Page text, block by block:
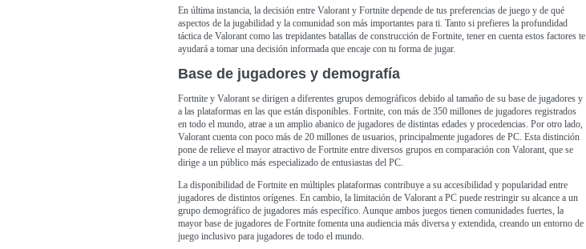
En última instancia, la decisión entre Valorant y Fortnite depende de tus preferencias de juego y de qué
aspectos de la jugabilidad y la comunidad son más importantes para ti. Tanto si prefieres la profundidad
táctica de Valorant como las trepidantes batallas de construcción de Fortnite, tener en cuenta estos factores te
ayudará a tomar una decisión informada que encaje con tu forma de jugar.
Base de jugadores y demografía
Fortnite y Valorant se dirigen a diferentes grupos demográficos debido al tamaño de su base de jugadores y
a las plataformas en las que están disponibles. Fortnite, con más de 350 millones de jugadores registrados
en todo el mundo, atrae a un amplio abanico de jugadores de distintas edades y procedencias. Por otro lado,
Valorant cuenta con poco más de 20 millones de usuarios, principalmente jugadores de PC. Esta distinción
pone de relieve el mayor atractivo de Fortnite entre diversos grupos en comparación con Valorant, que se
dirige a un público más especializado de entusiastas del PC.
La disponibilidad de Fortnite en múltiples plataformas contribuye a su accesibilidad y popularidad entre
jugadores de distintos orígenes. En cambio, la limitación de Valorant a PC puede restringir su alcance a un
grupo demográfico de jugadores más específico. Aunque ambos juegos tienen comunidades fuertes, la
mayor base de jugadores de Fortnite fomenta una audiencia más diversa y extendida, creando un entorno de
juego inclusivo para jugadores de todo el mundo.